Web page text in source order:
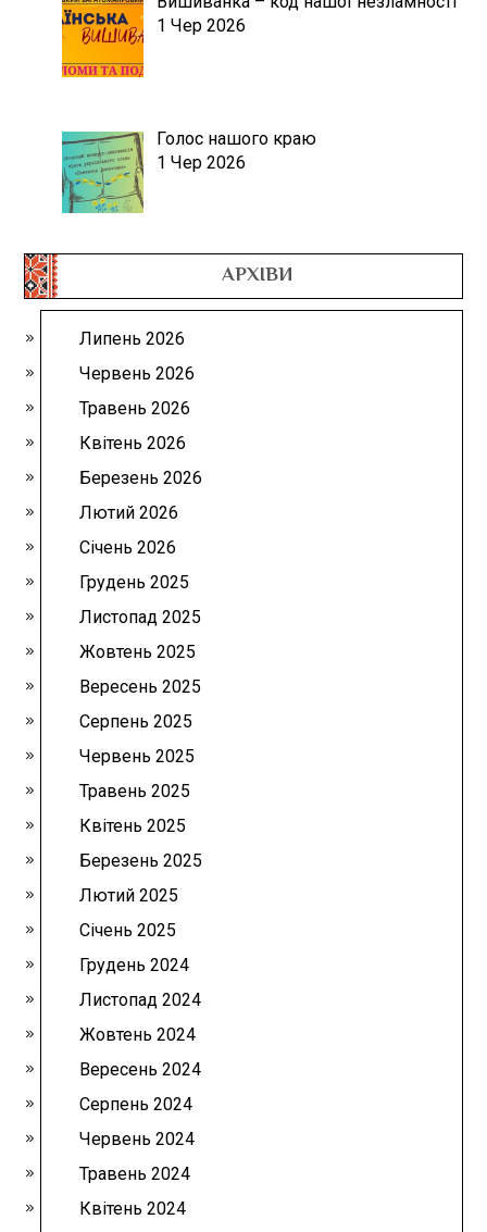
1 Чер 2026
Голос нашого краю
1 Чер 2026
АРХІВИ
Липень 2026
Червень 2026
Травень 2026
Квітень 2026
Березень 2026
Лютий 2026
Січень 2026
Грудень 2025
Листопад 2025
Жовтень 2025
Вересень 2025
Серпень 2025
Червень 2025
Травень 2025
Квітень 2025
Березень 2025
Лютий 2025
Січень 2025
Грудень 2024
Листопад 2024
Жовтень 2024
Вересень 2024
Серпень 2024
Червень 2024
Травень 2024
Квітень 2024